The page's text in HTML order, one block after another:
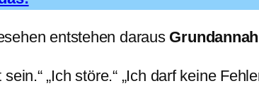
entstehen daraus
„Ich störe.“ „Ich darf keine